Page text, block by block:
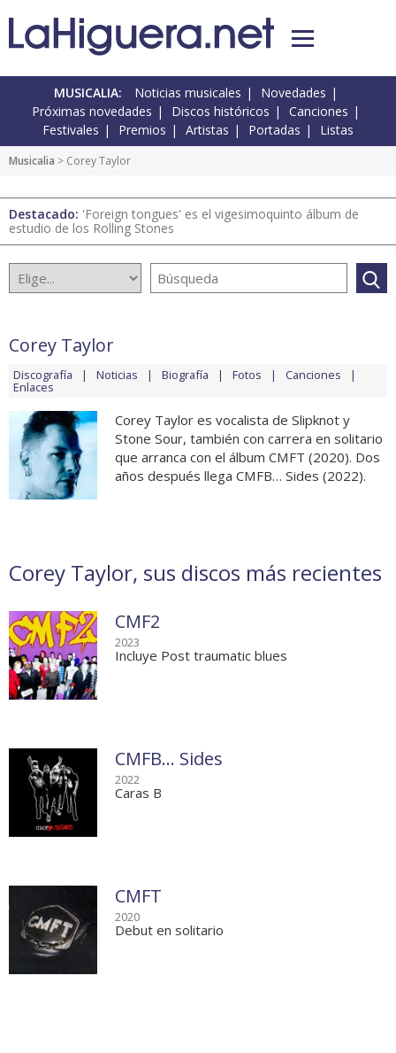
MUSICALIA: Noticias musicales
Novedades
Próximas novedades
Discos históricos
Canciones
Festivales
Premios Artistas Portadas Listas
Musicalia > Corey Taylor
Destacado: 'Foreign tongues' es el vigesimoquinto álbum de
estudio de los Rolling Stones
Corey Taylor
Discografía Noticias Biografía Fotos Canciones
Enlaces
Corey Taylor es vocalista de Slipknot y
Stone Sour, también con carrera en solitario
que arranca con el álbum CMFT (2020). Dos
años después llega CMFB… Sides (2022).
Corey Taylor, sus discos más recientes
CMF2
2023
Incluye Post traumatic blues
CMFB… Sides
2022
Caras B
CMFT
2020
Debut en solitario